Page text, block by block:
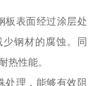
板表面经过涂层处
钢材的腐蚀。同
热性能。
处理，能够有效阻